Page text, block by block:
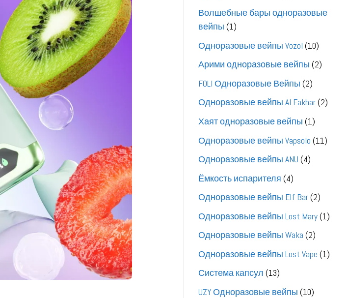
Волшебные бары одноразовые
вейпы 11
Одноразовые вейпы Vozol 1010
Арими одноразовые вейпы 22
FOLI Одноразовые Вейпы 22
товара
Одноразовые вейпы Al Fakhar 22
Хаят одноразовые вейпы 11
товар
Одноразовые вейпы Vapsolo 1111
Одноразовые вейпы ANU 44
Ёмкость испарителя 44
товара
Одноразовые вейпы Elf Bar 22
товара
Одноразовые вейпы Lost Mary 11
Одноразовые вейпы Waka 22
товара
Одноразовые вейпы Lost Vape 11
Система капсул 1313
товаров
UZY Одноразовые вейпы 1010